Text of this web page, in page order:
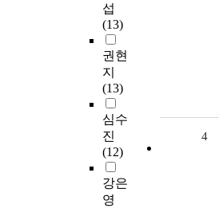
섭
(13)
권현
지
(13)
심수
진
(12)
강은
영
4